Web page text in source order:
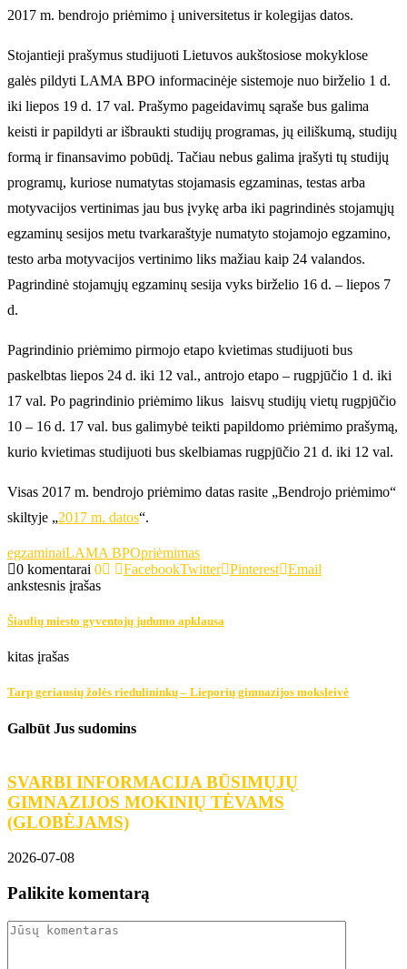
2017 m. bendrojo priėmimo į universitetus ir kolegijas datos.
Stojantieji prašymus studijuoti Lietuvos aukštosiose mokyklose
galės pildyti LAMA BPO informacinėje sistemoje nuo birželio 1 d.
iki liepos 19 d. 17 val. Prašymo pageidavimų sąraše bus galima
keisti ir papildyti ar išbraukti studijų programas, jų eiliškumą, studijų
formą ir finansavimo pobūdį. Tačiau nebus galima įrašyti tų studijų
programų, kuriose numatytas stojamasis egzaminas, testas arba
motyvacijos vertinimas jau bus įvykę arba iki pagrindinės stojamųjų
egzaminų sesijos metu tvarkaraštyje numatyto stojamojo egzamino,
testo arba motyvacijos vertinimo liks mažiau kaip 24 valandos.
Pagrindinė stojamųjų egzaminų sesija vyks birželio 16 d. – liepos 7
d.
Pagrindinio priėmimo pirmojo etapo kvietimas studijuoti bus
paskelbtas liepos 24 d. iki 12 val., antrojo etapo – rugpjūčio 1 d. iki
17 val. Po pagrindinio priėmimo likus laisvų studijų vietų rugpjūčio
10 – 16 d. 17 val. bus galimybė teikti papildomo priėmimo prašymą,
kurio kvietimas studijuoti bus skelbiamas rugpjūčio 21 d. iki 12 val.
Visas 2017 m. bendrojo priėmimo datas rasite „Bendrojo priėmimo“
skiltyje „2017 m. datos“.
egzaminaiLAMA BPOpriėmimas
0 komentarai 0 FacebookTwitter Pinterest Email
ankstesnis įrašas
Šiaulių miesto gyventojų judumo apklausa
kitas įrašas
Tarp geriausių žolės riedulininkų – Lieporių gimnazijos moksleivė
Galbūt Jus sudomins
SVARBI INFORMACIJA BŪSIMŲJŲ
GIMNAZIJOS MOKINIŲ TĖVAMS
(GLOBĖJAMS)
2026-07-08
Palikite komentarą